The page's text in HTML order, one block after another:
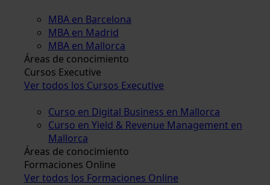
MBA en Barcelona
MBA en Madrid
MBA en Mallorca
Áreas de conocimiento
Cursos Executive
Ver todos los Cursos Executive
Curso en Digital Business en Mallorca
Curso en Yield & Revenue Management en
Mallorca
Áreas de conocimiento
Formaciones Online
Ver todos los Formaciones Online